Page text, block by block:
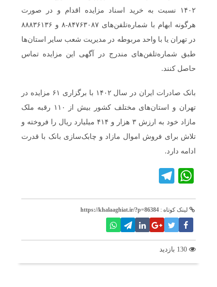
۱۴۰۲ نسبت به خرید اسناد مزایده اقدام و در صورت
هرگونه ابهام با شماره‌تلفن‌های ۸۴۷۶۳۰۸۷-۸ و ۸۸۸۳۶۱۳۶
در تهران یا با واحد مربوطه در مدیریت شعب سایر استان‌ها
طبق شماره‌تلفن‌های مندرج در آگهی این مزایده تماس
حاصل کنند.
بانک صادرات ایران در سال ۱۴۰۲ با برگزاری ۶۱ مزایده در
تهران و استان‌های مختلف کشور بیش از ۱۱۰ رقبه ملک
مازاد خود به ارزش ۳ هزار و ۴۱۴ میلیارد ریال را فروخته و
تلاش برای فروش اموال مازاد و چابک‌سازی بانک با قدرت
ادامه دارد.​
WhatsApp
لینک کوتاه : https://khalaaghiat.ir/?p=86384